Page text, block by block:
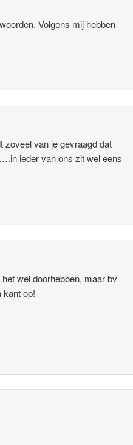
Volgens mij hebben
zoveel van je gevraagd dat
ieder van ons zit wel eens
wel doorhebben, maar bv
kant op!